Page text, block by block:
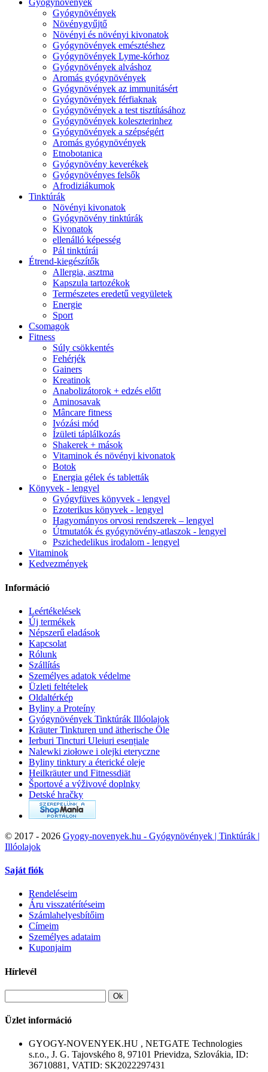
Gyógynövények
Gyógynövények
Növénygyűjtő
Növényi és növényi kivonatok
Gyógynövények emésztéshez
Gyógynövények Lyme-kórhoz
Gyógynövények alváshoz
Aromás gyógynövények
Gyógynövények az immunitásért
Gyógynövények férfiaknak
Gyógynövények a test tisztításához
Gyógynövények koleszterinhez
Gyógynövények a szépségért
Aromás gyógynövények
Etnobotanica
Gyógynövény keverékek
Gyógynövényes felsők
Afrodiziákumok
Tinktúrák
Növényi kivonatok
Gyógynövény tinktúrák
Kivonatok
ellenálló képesség
Pál tinktúrái
Étrend-kiegészítők
Allergia, asztma
Kapszula tartozékok
Természetes eredetű vegyületek
Energie
Sport
Csomagok
Fitness
Súly csökkentés
Fehérjék
Gainers
Kreatinok
Anabolizátorok + edzés előtt
Aminosavak
Mâncare fitness
Ivózási mód
Ízületi táplálkozás
Shakerek + mások
Vitaminok és növényi kivonatok
Botok
Energia gélek és tabletták
Könyvek - lengyel
Gyógyfüves könyvek - lengyel
Ezoterikus könyvek - lengyel
Hagyományos orvosi rendszerek – lengyel
Útmutatók és gyógynövény-atlaszok - lengyel
Pszichedelikus irodalom - lengyel
Vitaminok
Kedvezmények
Információ
Leértékelések
Új termékek
Népszerű eladások
Kapcsolat
Rólunk
Szállítás
Személyes adatok védelme
Üzleti feltételek
Oldaltérkép
Byliny a Proteíny
Gyógynövények Tinktúrák Illóolajok
Kräuter Tinkturen und ätherische Öle
Ierburi Tincturi Uleiuri esențiale
Nalewki ziołowe i olejki eteryczne
Byliny tinktury a éterické oleje
Heilkräuter und Fitnessdiät
Športové a výživové doplnky
Detské hračky
© 2017 - 2026 Gyogy-novenyek.hu - Gyógynövények | Tinktúrák |
Illóolajok
Saját fiók
Rendeléseim
Áru visszatérítéseim
Számlahelyesbítőim
Címeim
Személyes adataim
Kuponjaim
Hírlevél
Ok
Üzlet információ
GYOGY-NOVENYEK.HU , NETGATE Technologies
s.r.o., J. G. Tajovského 8, 97101 Prievidza, Szlovákia, ID:
36710881, VATID: SK2022297431